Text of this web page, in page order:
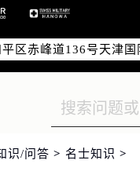
区建国门外大街甲6号
区赤峰道136号天津
区虹桥路3号港汇中
淮区中山南路1号（新
北区龙锦路1590号现
楼区淮海东路29号苏宁
识/问答 > 名士知识 >